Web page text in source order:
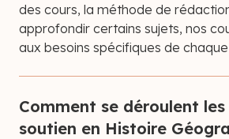
des cours, la méthode de
approfondir certains sujets, nos
aux besoins spécifiques de
Comment se déroulent
soutien en Histoire